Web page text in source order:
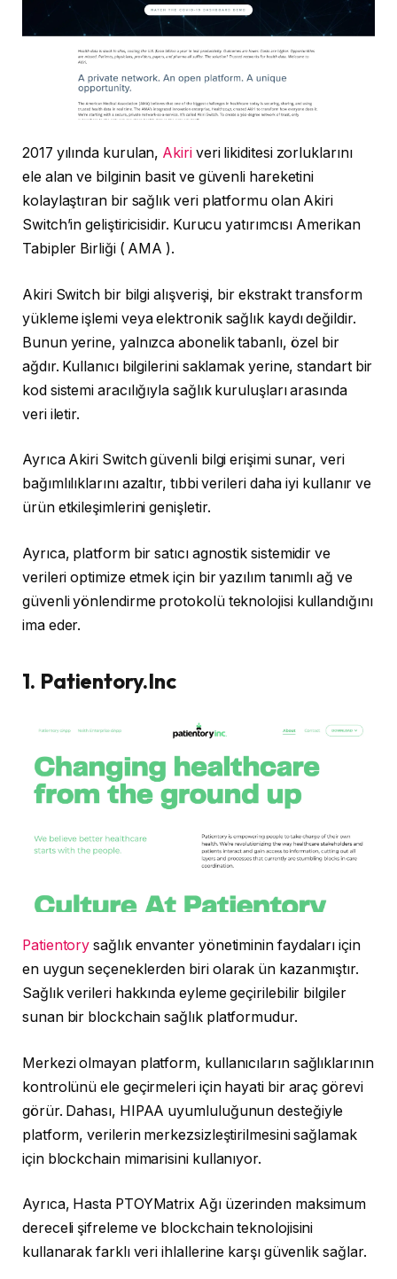
2017 yılında kurulan, Akiriveri likiditesi zorluklarını
ele alan ve bilginin basit ve güvenli hareketini
kolaylaştıran bir sağlık veri platformu olan Akiri
Switch’in geliştiricisidir. Kurucu yatırımcısı Amerikan
Tabipler Birliği ( AMA ).
Akiri Switch bir bilgi alışverişi, bir ekstrakt transform
yükleme işlemi veya elektronik sağlık kaydı değildir.
Bunun yerine, yalnızca abonelik tabanlı, özel bir
ağdır. Kullanıcı bilgilerini saklamak yerine, standart bir
kod sistemi aracılığıyla sağlık kuruluşları arasında
veri iletir.
Ayrıca Akiri Switch güvenli bilgi erişimi sunar, veri
bağımlılıklarını azaltır, tıbbi verileri daha iyi kullanır ve
ürün etkileşimlerini genişletir.
Ayrıca, platform bir satıcı agnostik sistemidir ve
verileri optimize etmek için bir yazılım tanımlı ağ ve
güvenli yönlendirme protokolü teknolojisi kullandığını
ima eder.
1. Patientory.Inc
Patientory sağlık envanter yönetiminin faydaları için
en uygun seçeneklerden biri olarak ün kazanmıştır.
Sağlık verileri hakkında eyleme geçirilebilir bilgiler
sunan bir blockchain sağlık platformudur.
Merkezi olmayan platform, kullanıcıların sağlıklarının
kontrolünü ele geçirmeleri için hayati bir araç görevi
görür. Dahası, HIPAA uyumluluğunun desteğiyle
platform, verilerin merkezsizleştirilmesini sağlamak
için blockchain mimarisini kullanıyor.
Ayrıca, Hasta PTOYMatrix Ağı üzerinden maksimum
dereceli şifreleme ve blockchain teknolojisini
kullanarak farklı veri ihlallerine karşı güvenlik sağlar.